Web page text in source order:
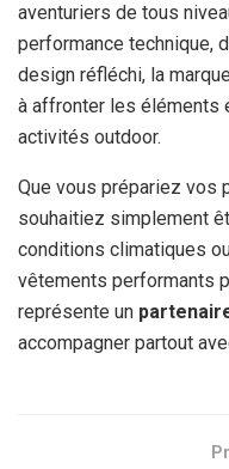
aventuriers de tous
performance technique,
design réfléchi, la
à affronter les éléments
activités outdoor.
Que vous prépariez vos
souhaitiez simplement
conditions climatiques
vêtements performants
représente un
accompagner partout